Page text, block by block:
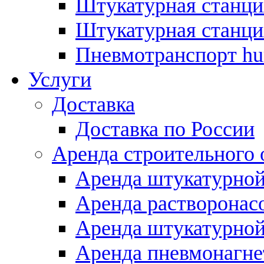
Штукатурная
Штукатурная
Пневмотранспорт
Услуги
Доставка
Доставка по России
Аренда строительного
Аренда
Аренда
Аренда
Аренда